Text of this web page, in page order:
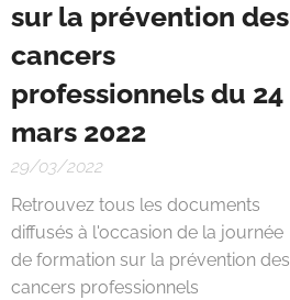
sur la prévention des
cancers
professionnels du 24
mars 2022
29/03/2022
Retrouvez tous les documents
diffusés à l'occasion de la journée
de formation sur la prévention des
cancers professionnels